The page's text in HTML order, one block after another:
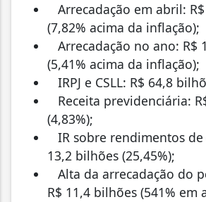
Arrecadação em abril:
(7,82% acima da inflação);
Arrecadação no ano: R$
(5,41% acima da inflação);
IRPJ e CSLL: R$ 64,8
Receita previdenciária:
(4,83%);
IR sobre rendimentos de
13,2 bilhões (25,45%);
Alta da arrecadação do
R$ 11,4 bilhões (541% em